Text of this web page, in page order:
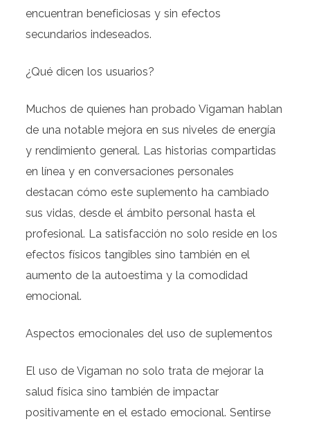
encuentran beneficiosas y sin efectos
secundarios indeseados.
¿Qué dicen los usuarios?
Muchos de quienes han probado Vigaman hablan
de una notable mejora en sus niveles de energía
y rendimiento general. Las historias compartidas
en línea y en conversaciones personales
destacan cómo este suplemento ha cambiado
sus vidas, desde el ámbito personal hasta el
profesional. La satisfacción no solo reside en los
efectos físicos tangibles sino también en el
aumento de la autoestima y la comodidad
emocional.
Aspectos emocionales del uso de suplementos
El uso de Vigaman no solo trata de mejorar la
salud física sino también de impactar
positivamente en el estado emocional. Sentirse